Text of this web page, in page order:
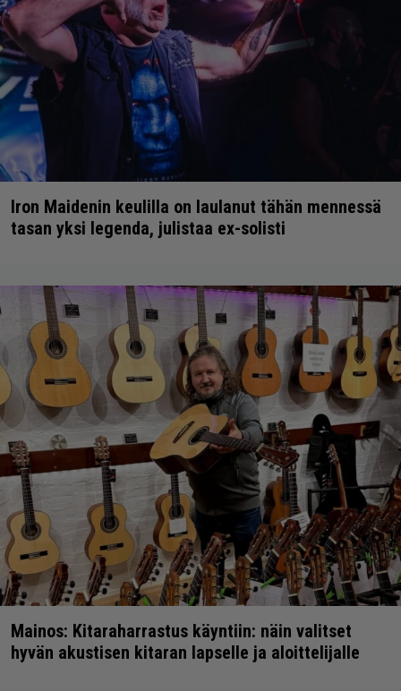
Iron Maidenin keulilla on laulanut tähän mennessä
tasan yksi legenda, julistaa ex-solisti
Mainos: Kitaraharrastus käyntiin: näin valitset
hyvän akustisen kitaran lapselle ja aloittelijalle